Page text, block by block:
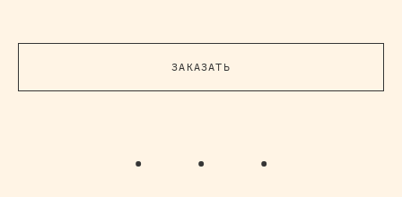
ЗАКАЗАТЬ